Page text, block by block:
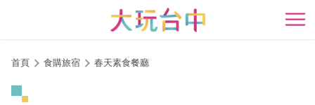
開
首頁 食購旅宿 春天素食餐廳